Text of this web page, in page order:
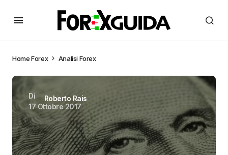
HomeForex Analisi Forex
Di
Roberto Rais
17 Ottobre 2017